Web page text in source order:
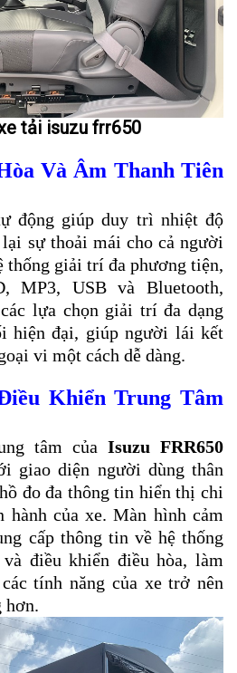
tải isuzu frr650
Và Âm Thanh Tiên
động giúp duy trì nhiệt độ
sự thoải mái cho cả người
thống giải trí đa phương tiện,
MP3, USB và Bluetooth,
lựa chọn giải trí đa dạng
hiện đại, giúp người lái kết
vi một cách dễ dàng.
Khiển Trung Tâm
tâm của Isuzu FRR650
giao diện người dùng thân
đo đa thông tin hiển thị chi
hành của xe. Màn hình cảm
cấp thông tin về hệ thống
điều khiển điều hòa, làm
tính năng của xe trở nên
hơn.